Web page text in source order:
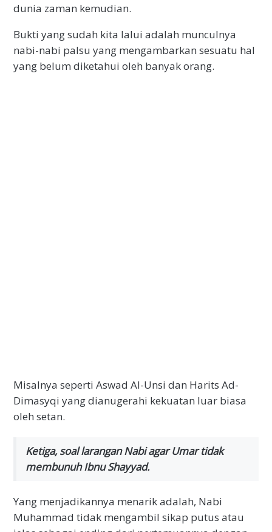
dunia zaman kemudian.
Bukti yang sudah kita lalui adalah munculnya
nabi-nabi palsu yang mengambarkan sesuatu hal
yang belum diketahui oleh banyak orang.
Misalnya seperti Aswad Al-Unsi dan Harits Ad-
Dimasyqi yang dianugerahi kekuatan luar biasa
oleh setan.
Ketiga, soal larangan Nabi agar Umar tidak
membunuh Ibnu Shayyad.
Yang menjadikannya menarik adalah, Nabi
Muhammad tidak mengambil sikap putus atau